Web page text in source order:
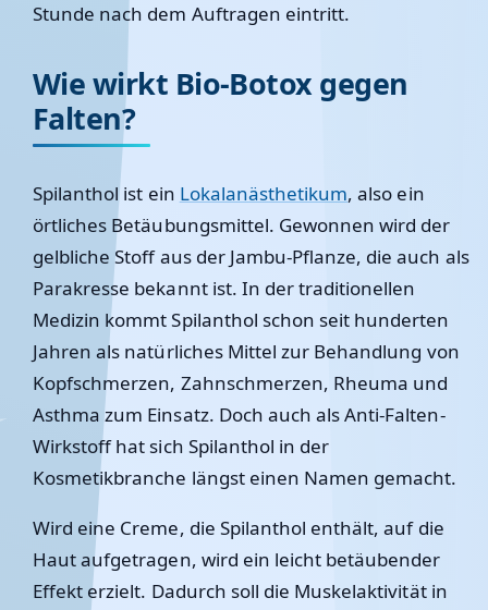
Stunde nach dem Auftragen eintritt.
Wie wirkt Bio-Botox gegen
Falten?
Spilanthol ist ein Lokalanästhetikum, also ein
örtliches Betäubungsmittel. Gewonnen wird der
gelbliche Stoff aus der Jambu-Pflanze, die auch als
Parakresse bekannt ist. In der traditionellen
Medizin kommt Spilanthol schon seit hunderten
Jahren als natürliches Mittel zur Behandlung von
Kopfschmerzen, Zahnschmerzen, Rheuma und
Asthma zum Einsatz. Doch auch als Anti-Falten-
Wirkstoff hat sich Spilanthol in der
Kosmetikbranche längst einen Namen gemacht.
Wird eine Creme, die Spilanthol enthält, auf die
Haut aufgetragen, wird ein leicht betäubender
Effekt erzielt. Dadurch soll die Muskelaktivität in